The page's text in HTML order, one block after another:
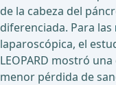
de la cabeza del
diferenciada. Para las
laparoscópica, el
LEOPARD mostró
menor pérdida de